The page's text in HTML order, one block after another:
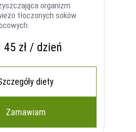
organizm
tłoczonych soków
45 zł / dzień
diety
Zamawiam